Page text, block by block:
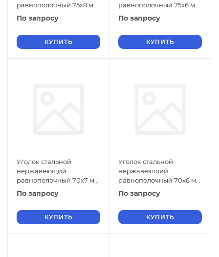
равнополочный 75х8 мм
20Х13 ГОСТ 8509-93
По запросу
КУПИТЬ
равнополочный 75х6 мм
20Х13 ГОСТ 8509-93
По запросу
КУПИТЬ
Уголок стальной
нержавеющий
равнополочный 70х7 мм
20Х13 ГОСТ 8509-93
По запросу
КУПИТЬ
Уголок стальной
нержавеющий
равнополочный 70х6 мм
20Х13 ГОСТ 8509-93
По запросу
КУПИТЬ